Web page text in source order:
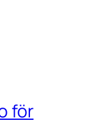
för